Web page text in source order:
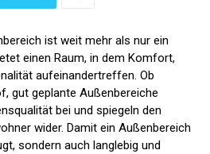
ist weit mehr als nur ein
einen Raum, in dem Komfort,
aufeinandertreffen. Ob
gut geplante Außenbereiche
bei und spiegeln den
wider. Damit ein Außenbereich
sondern auch langlebig und